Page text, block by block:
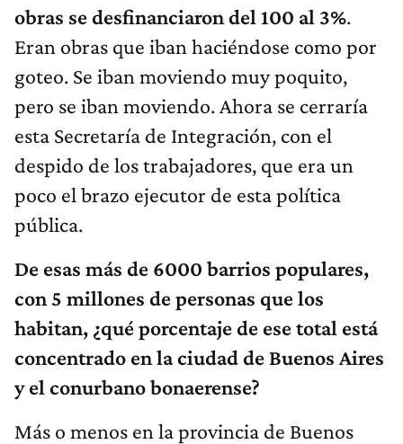
obras se desfinanciaron del 100 al 3%.
Eran obras que iban haciéndose como por
goteo. Se iban moviendo muy poquito,
pero se iban moviendo. Ahora se cerraría
esta Secretaría de Integración, con el
despido de los trabajadores, que era un
poco el brazo ejecutor de esta política
pública.
De esas más de 6000 barrios populares,
con 5 millones de personas que los
habitan, ¿qué porcentaje de ese total está
concentrado en la ciudad de Buenos Aires
y el conurbano bonaerense?
Más o menos en la provincia de Buenos